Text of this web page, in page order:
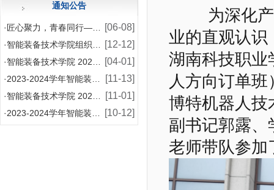
通知公告
[06-08]
· 匠心聚力，青春同行——智能装备技术学院2026年师
[12-12]
·智能装备技术学院组织模具设计与制造专业学生赴企业开
[04-01]
·智能装备技术学院 2024-2025 学年国家助学
[11-13]
·2023-2024学年智能装备技术学院增补国家奖学
[11-01]
·智能装备技术学院 2024-2025学年国家助学金
[10-12]
·2023-2024学年智能装备技术学院国家奖学金评
为深化产教
业的直观认识
湖南科技职业
人方向订单班
博特机器人技
副 书记郭露、
老师带队参加